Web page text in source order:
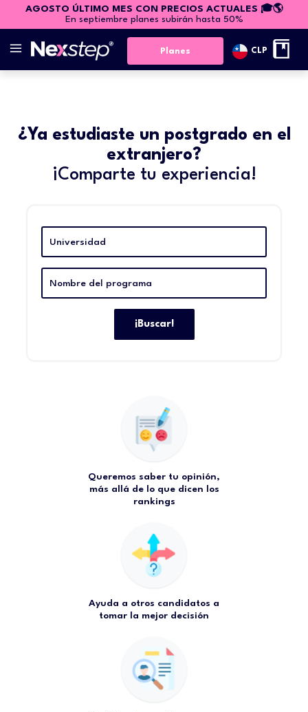
AGOSTO ÚLTIMO MES CON PRECIOS ACTUALES 🎓🌎
En septiembre planes subirán hasta 50%
Planes CLP
¿Ya estudiaste un postgrado en el
extranjero?
¡Comparte tu experiencia!
¡Buscar!
Queremos saber tu opinión,
más allá de lo que dicen los
rankings
Ayuda a otros candidatos a
tomar la mejor decisión